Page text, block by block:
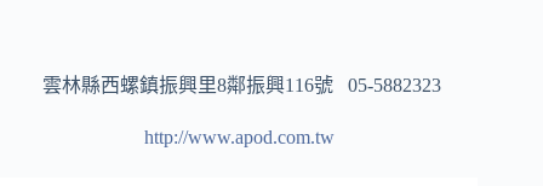
雲林縣西螺鎮振興里8鄰振興116號 05-5882323
http://www.apod.com.tw